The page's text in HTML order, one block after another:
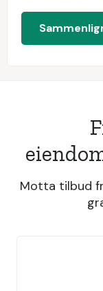
Motta tilbud